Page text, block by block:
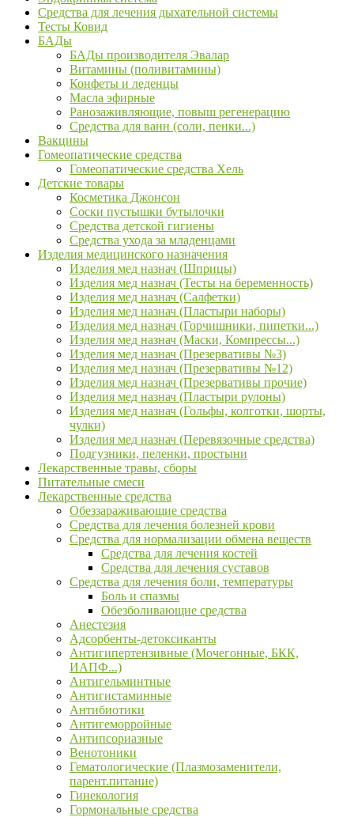
Средства для лечения дыхательной системы
Тесты Ковид
БАДы
БАДы производителя Эвалар
Витамины (поливитамины)
Конфеты и леденцы
Масла эфирные
Ранозаживляющие, повыш регенерацию
Средства для ванн (соли, пенки...)
Вакцины
Гомеопатические средства
Гомеопатические средства Хель
Детские товары
Косметика Джонсон
Соски пустышки бутылочки
Средства детской гигиены
Средства ухода за младенцами
Изделия медицинского назначения
Изделия мед назнач (Шприцы)
Изделия мед назнач (Тесты на беременность)
Изделия мед назнач (Салфетки)
Изделия мед назнач (Пластыри наборы)
Изделия мед назнач (Горчишники, пипетки...)
Изделия мед назнач (Маски, Компрессы...)
Изделия мед назнач (Презервативы №3)
Изделия мед назнач (Презервативы №12)
Изделия мед назнач (Презервативы прочие)
Изделия мед назнач (Пластыри рулоны)
Изделия мед назнач (Гольфы, колготки, шорты,
чулки)
Изделия мед назнач (Перевязочные средства)
Подгузники, пеленки, простыни
Лекарственные травы, сборы
Питательные смеси
Лекарственные средства
Обеззараживающие средства
Средства для лечения болезней крови
Средства для нормализации обмена веществ
Средства для лечения костей
Средства для лечения суставов
Средства для лечения боли, температуры
Боль и спазмы
Обезболивающие средства
Анестезия
Адсорбенты-детоксиканты
Антигипертензивные (Мочегонные, БКК,
ИАПФ...)
Антигельминтные
Антигистаминные
Антибиотики
Антигеморройные
Антипсориазные
Венотоники
Гематологические (Плазмозаменители,
парент.питание)
Гинекология
Гормональные средства